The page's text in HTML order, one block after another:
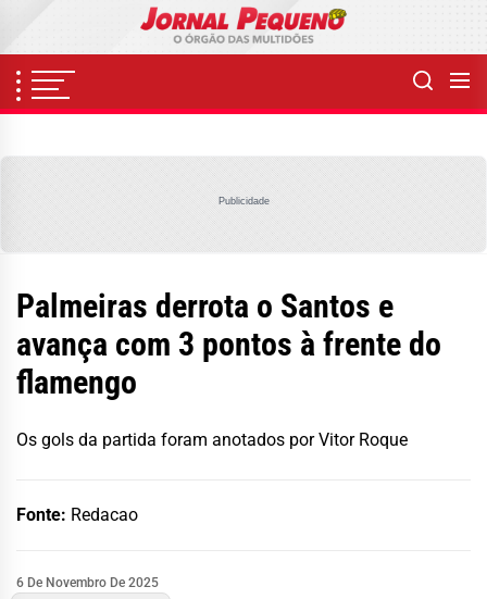
content
Publicidade
Palmeiras derrota o Santos e
avança com 3 pontos à frente do
flamengo
Os gols da partida foram anotados por Vitor Roque
Fonte: Redacao
6 De Novembro De 2025